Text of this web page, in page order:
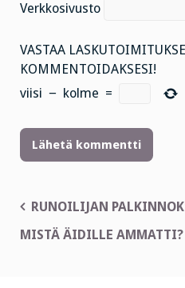
Verkkosivusto
VASTAA
KOMMENTOIDAKSESI!
viisi − kolme =
Artikkelien
selaus
RUNOILIJAN
MISTÄ ÄIDILLE AMMATTI?